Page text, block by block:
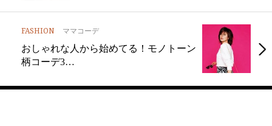
FASHION ママコーデ
おしゃれな人から始めてる！モノトーン
柄コーデ3…